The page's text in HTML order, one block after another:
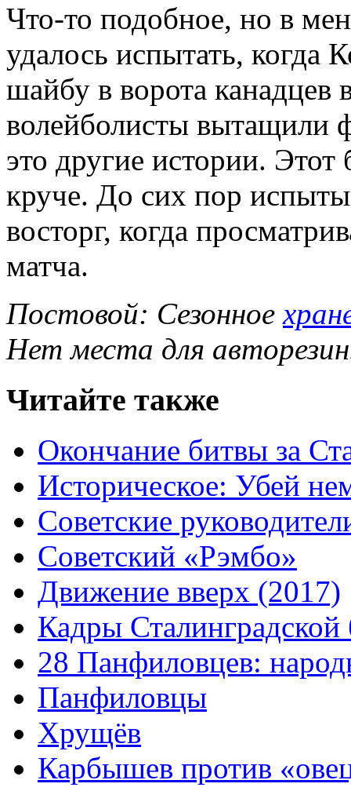
Что-то подобное, но в
удалось испытать, когда
шайбу в ворота канадцев
волейболисты вытащили
это другие истории. Этот
круче. До сих пор
восторг, когда
матча.
Постовой: Сезонное
Нет места для
Читайте также
Окончание битвы за
Историческое: Убей
Советские
Советский «Рэмбо»
Движение вверх (2017)
Кадры Сталинградской
28 Панфиловцев:
Панфиловцы
Хрущёв
Карбышев против